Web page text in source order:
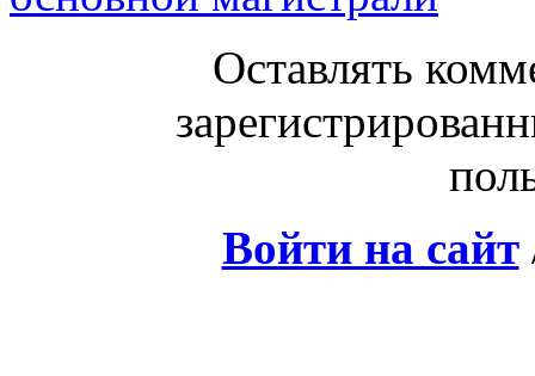
Оставлять
Войти на сайт